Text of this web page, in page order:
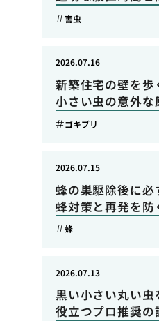
害虫
新築住宅の壁を歩
小さい虫の意外な
2026.07.16
ゴキブリ
蜂の巣駆除後に必
蜂対策と再発を防
2026.07.15
蜂
黒い小さい丸い虫
役立つプロ推奨の
2026.07.13